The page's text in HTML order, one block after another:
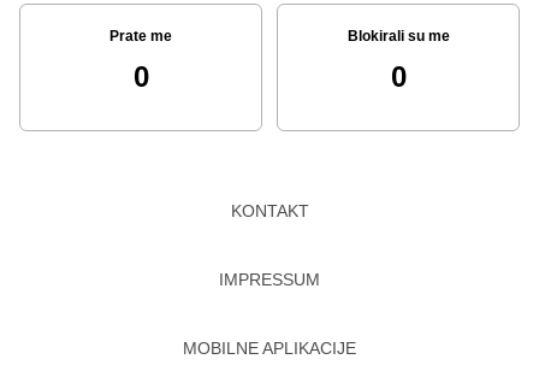
Prate me
0
Blokirali su me
0
KONTAKT
IMPRESSUM
MOBILNE APLIKACIJE